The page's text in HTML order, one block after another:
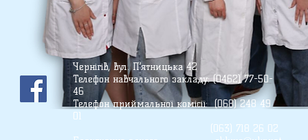
Чернігів, вул. П’ятницька 42
Телефон навчального закладу: (0462) 77-50-
46
Телефон приймальної комісії: (068) 248 49
01
(О63) 718 26 02